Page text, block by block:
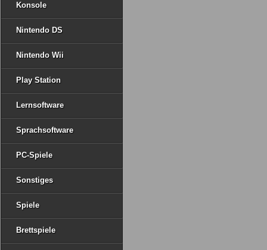
Konsole
Nintendo DS
Nintendo Wii
Play Station
Lernsoftware
Sprachsoftware
PC-Spiele
Sonstiges
Spiele
Brettspiele